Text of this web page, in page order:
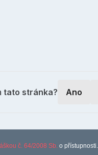
tato stránka? Ano
č. 64/2008 Sb. o přístupnosti.